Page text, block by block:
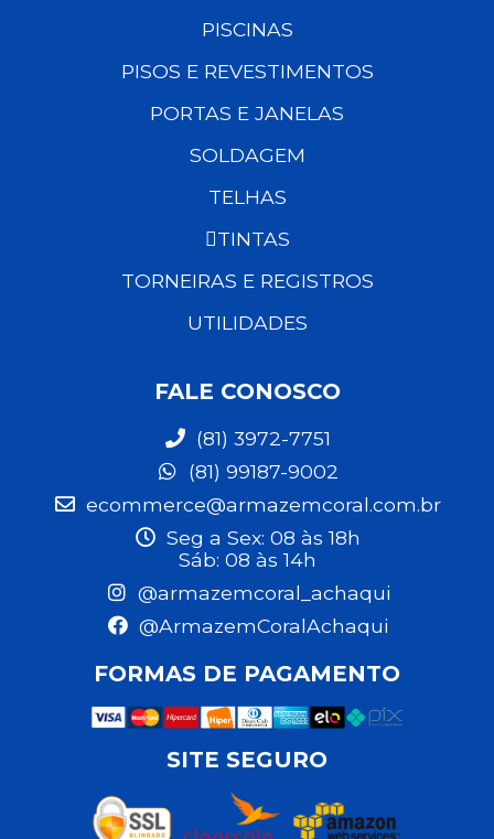
PISCINAS
PISOS E REVESTIMENTOS
PORTAS E JANELAS
SOLDAGEM
TELHAS
TINTAS
TORNEIRAS E REGISTROS
UTILIDADES
FALE CONOSCO
(81) 3972-7751
(81) 99187-9002
ecommerce@armazemcoral.com.br
Seg a Sex: 08 às 18h
Sáb: 08 às 14h
@armazemcoral_achaqui
@ArmazemCoralAchaqui
FORMAS DE PAGAMENTO
SITE SEGURO